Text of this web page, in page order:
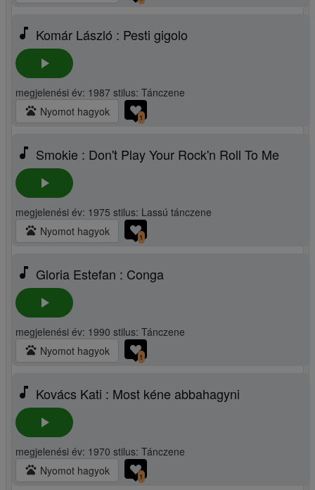
music_note Komár László : Pesti gigolo
play_arrow
megjelenési év: 1987 stilus: Tánczene
pets Nyomot hagyok 1
music_note Smokie : Don't Play Your Rock'n Roll To Me
play_arrow
megjelenési év: 1975 stilus: Lassú tánczene
pets Nyomot hagyok 1
music_note Gloria Estefan : Conga
play_arrow
megjelenési év: 1990 stilus: Tánczene
pets Nyomot hagyok 1
music_note Kovács Kati : Most kéne abbahagyni
play_arrow
megjelenési év: 1970 stilus: Tánczene
pets Nyomot hagyok 1